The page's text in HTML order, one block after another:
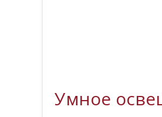
Умное